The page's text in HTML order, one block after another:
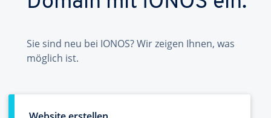
Sie sind neu bei IONOS? Wir zeigen Ihnen, was
möglich ist.